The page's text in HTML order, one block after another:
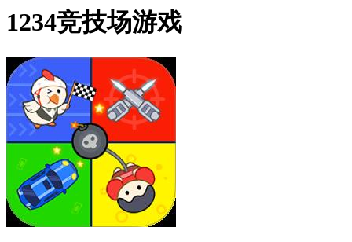
1234竞技场游戏